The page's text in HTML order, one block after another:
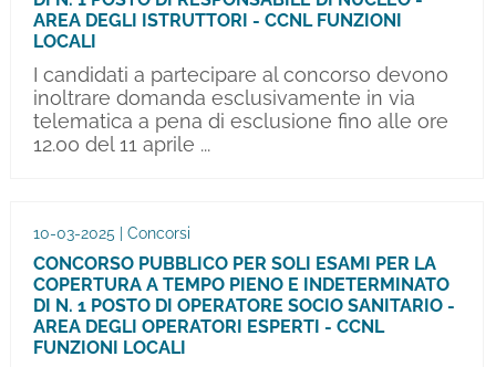
AREA DEGLI ISTRUTTORI - CCNL FUNZIONI
LOCALI
I candidati a partecipare al concorso devono
inoltrare domanda esclusivamente in via
telematica a pena di esclusione fino alle ore
12.00 del 11 aprile ...
10-03-2025 | Concorsi
CONCORSO PUBBLICO PER SOLI ESAMI PER LA
COPERTURA A TEMPO PIENO E INDETERMINATO
DI N. 1 POSTO DI OPERATORE SOCIO SANITARIO -
AREA DEGLI OPERATORI ESPERTI - CCNL
FUNZIONI LOCALI